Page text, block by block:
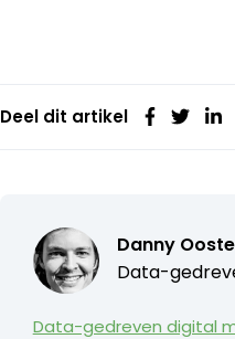
Deel dit artikel
Danny
Data-
Data-gedreven digital